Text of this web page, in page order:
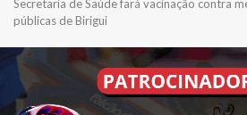
Secretaria de Saúde fará vacinação contra
públicas de Birigui